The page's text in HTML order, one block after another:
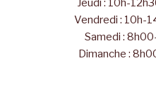
Jeudi : 10h-
Vendredi : 10h-
Samedi :
Dimanche :